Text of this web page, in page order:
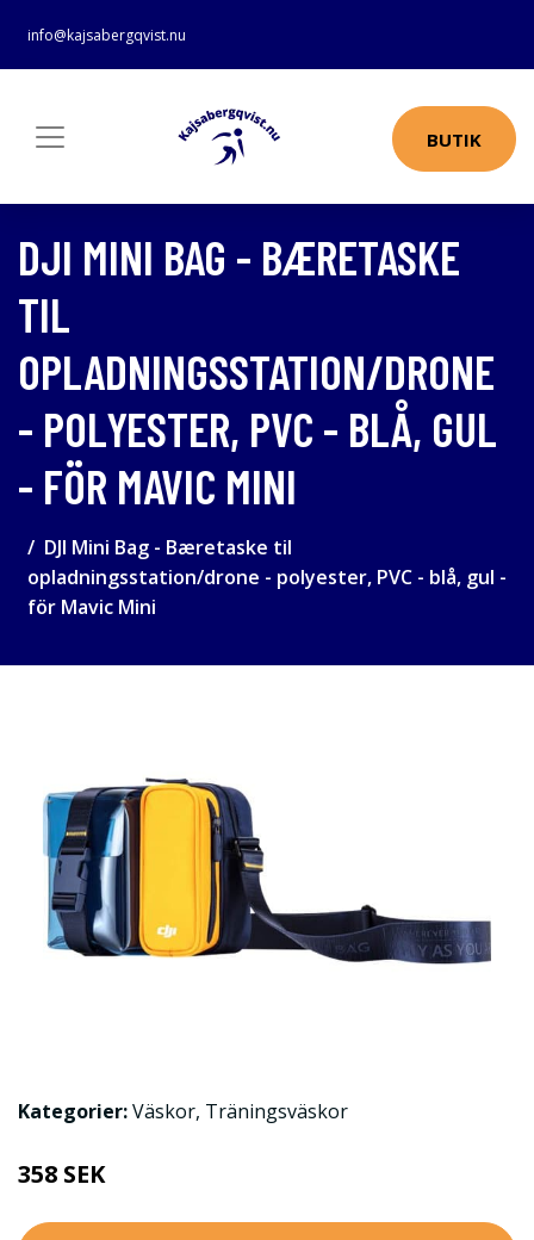
info@kajsabergqvist.nu
BUTIK
DJI MINI BAG - BÆRETASKE
TIL
OPLADNINGSSTATION/DRONE
- POLYESTER, PVC - BLÅ, GUL
- FÖR MAVIC MINI
DJI Mini Bag - Bæretaske til
opladningsstation/drone - polyester, PVC - blå, gul -
för Mavic Mini
Kategorier:Väskor, Träningsväskor
358 SEK